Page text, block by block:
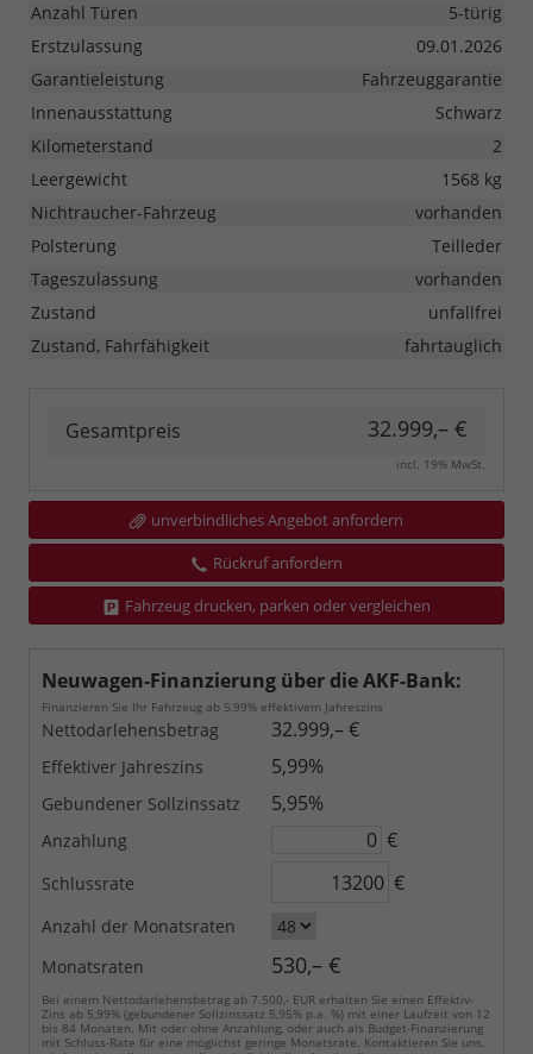
Anzahl Türen
5-türig
Erstzulassung
09.01.2026
Garantieleistung
Fahrzeuggarantie
Innenausstattung
Schwarz
Kilometerstand
2
Leergewicht
1568 kg
Nichtraucher-Fahrzeug
vorhanden
Polsterung
Teilleder
Tageszulassung
vorhanden
Zustand
unfallfrei
Zustand, Fahrfähigkeit
fahrtauglich
Gesamtpreis 32.999,– €
incl. 19% MwSt.
unverbindliches Angebot anfordern
Rückruf anfordern
Fahrzeug drucken, parken oder vergleichen
Neuwagen-Finanzierung über die AKF-Bank:
Finanzieren Sie Ihr Fahrzeug ab 5,99% effektivem Jahreszins
Nettodarlehensbetrag 32.999,– €
Effektiver Jahreszins 5,99%
Gebundener Sollzinssatz 5,95%
Anzahlung €
Schlussrate €
Anzahl der Monatsraten
Monatsraten
530,– €
Bei einem Nettodarlehensbetrag ab 7.500,- EUR erhalten Sie einen Effektiv-
Zins ab 5,99% (gebundener Sollzinssatz 5,95% p.a. %) mit einer Laufzeit von 12
bis 84 Monaten. Mit oder ohne Anzahlung, oder auch als Budget-Finanzierung
mit Schluss-Rate für eine möglichst geringe Monatsrate. Kontaktieren Sie uns,